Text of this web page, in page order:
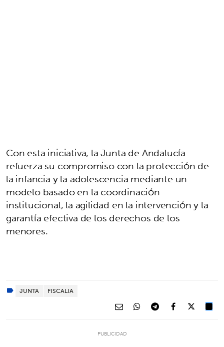
Con esta iniciativa, la Junta de Andalucía
refuerza su compromiso con la protección de
la infancia y la adolescencia mediante un
modelo basado en la coordinación
institucional, la agilidad en la intervención y la
garantía efectiva de los derechos de los
menores.
JUNTA FISCALIA